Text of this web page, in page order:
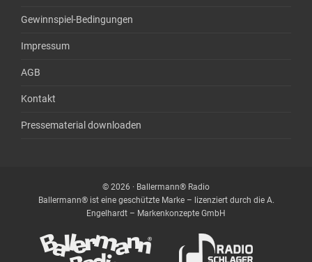
Gewinnspiel-Bedingungen
Impressum
AGB
Kontakt
Pressematerial downloaden
© 2026 · Ballermann® Radio
Ballermann® ist eine geschützte Marke – lizenziert durch die A.
Engelhardt – Markenkonzepte GmbH